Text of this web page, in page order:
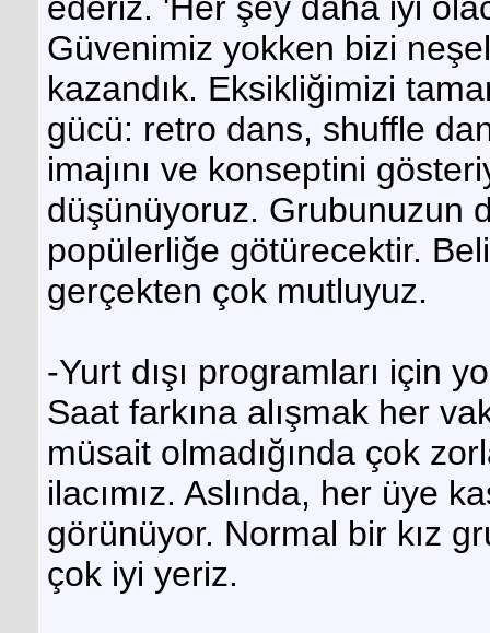
Güvenimiz yokken bizi
kazandık. Eksikliğimizi
gücü: retro dans, shuffle
imajını ve konseptini
düşünüyoruz. Grubunuzun
popülerliğe götürecektir.
gerçekten çok mutluyuz.
-Yurt dışı programları için
Saat farkına alışmak her
müsait olmadığında çok
ilacımız. Aslında, her üye
görünüyor. Normal bir kız
çok iyi yeriz.